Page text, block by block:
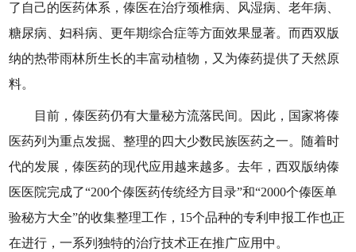
了自己的医药体系，傣医在治疗颈椎病、风湿病、老年病、
糖尿病、妇科病、更年期综合症等方面效果显著。而西双版
纳的热带雨林所生长的丰富动植物，又为傣药提供了天然原
料。
目前，傣医药仍有大量秘方流落民间。因此，国家将傣
医药列为重点发掘、整理的四大少数民族医药之一。随着时
代的发展，傣医药的现代应用越来越多。去年，西双版纳傣
医医院完成了“200个傣医药传统经方目录”和“2000个傣医单
验秘方大全”的收集整理工作，15个品种的专利申报工作也正
在进行，一系列独特的治疗技术正在推广应用中。